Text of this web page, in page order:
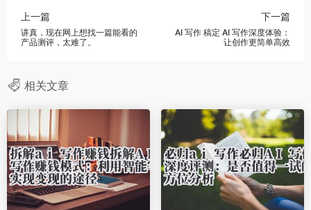
上一篇
讲真，现在网上想找一篇能看的
产品测评，太难了。
下一篇
AI 写作 稿定 AI 写作深度体验：
让创作更简单高效
相关文章